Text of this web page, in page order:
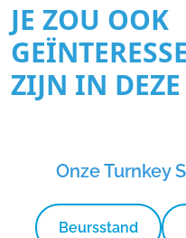
JE ZOU OOK
ZIJN IN
Onze Turnkey
Beursstand